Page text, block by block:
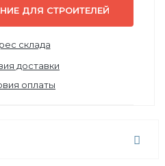
ДЛЯ СТРОИТЕЛЕЙ
склада
доставки
оплаты